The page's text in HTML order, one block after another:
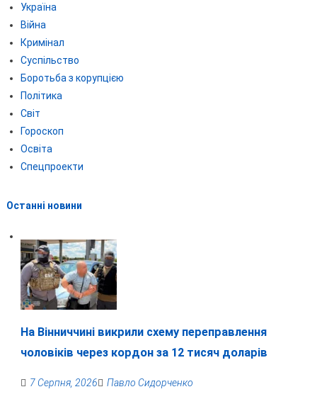
Україна
Війна
Кримінал
Суспільство
Боротьба з корупцією
Політика
Світ
Гороскоп
Освіта
Спецпроекти
Останні новини
На Вінниччині викрили схему переправлення
чоловіків через кордон за 12 тисяч доларів
7 Серпня, 2026 Павло Сидорченко